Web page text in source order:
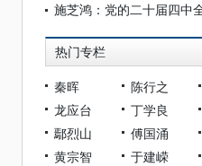
热门专栏
秦晖 陈行之
龙应台
丁学良
鄢烈山
傅国涌
黄宗智
于建嵘